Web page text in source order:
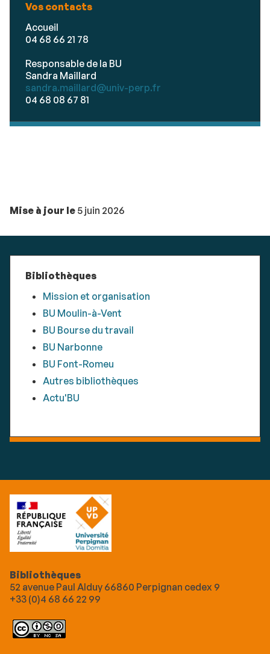
Vos contacts
Accueil
04 68 66 21 78
Responsable de la BU
Sandra Maillard
sandra.maillard@univ-perp.fr
04 68 08 67 81
Mise à jour le 5 juin 2026
Bibliothèques
Mission et organisation
BU Moulin-à-Vent
BU Bourse du travail
BU Narbonne
BU Font-Romeu
Autres bibliothèques
Actu'BU
Bibliothèques
52 avenue Paul Alduy 66860 Perpignan cedex 9
+33 (0)4 68 66 22 99